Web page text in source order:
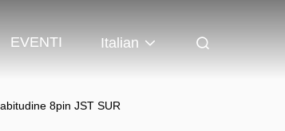
EVENTI Italian
8pin JST SUR